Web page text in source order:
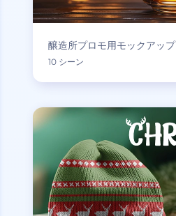
醸造所プロモ用モックアップ
10 シーン